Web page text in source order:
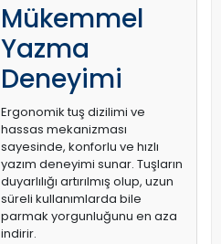
Mükemmel
Yazma
Deneyimi
Ergonomik tuş dizilimi ve
hassas mekanizması
sayesinde, konforlu ve hızlı
yazım deneyimi sunar. Tuşların
duyarlılığı artırılmış olup, uzun
süreli kullanımlarda bile
parmak yorgunluğunu en aza
indirir.